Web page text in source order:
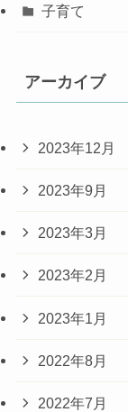
子育て
アーカイブ
2023年12月
2023年9月
2023年3月
2023年2月
2023年1月
2022年8月
2022年7月